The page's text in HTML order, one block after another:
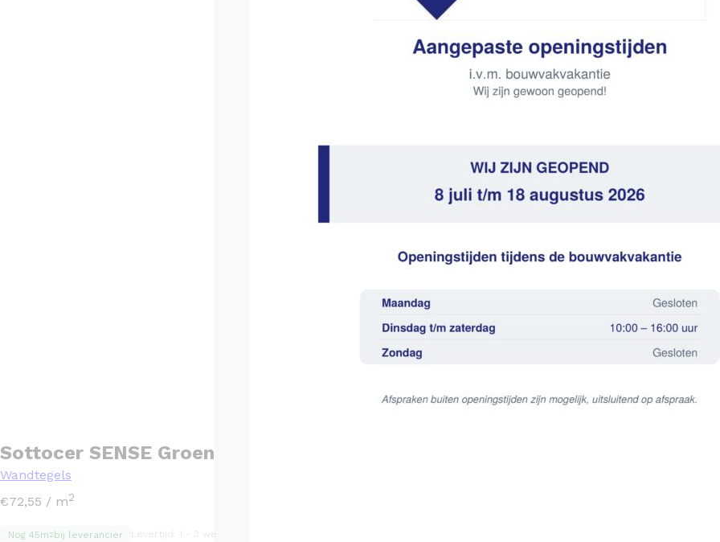
Sottocer SENSE Groen mat – 13×13
Wandtegels
€72,55 / m2
Nog 45m2 bij leverancier